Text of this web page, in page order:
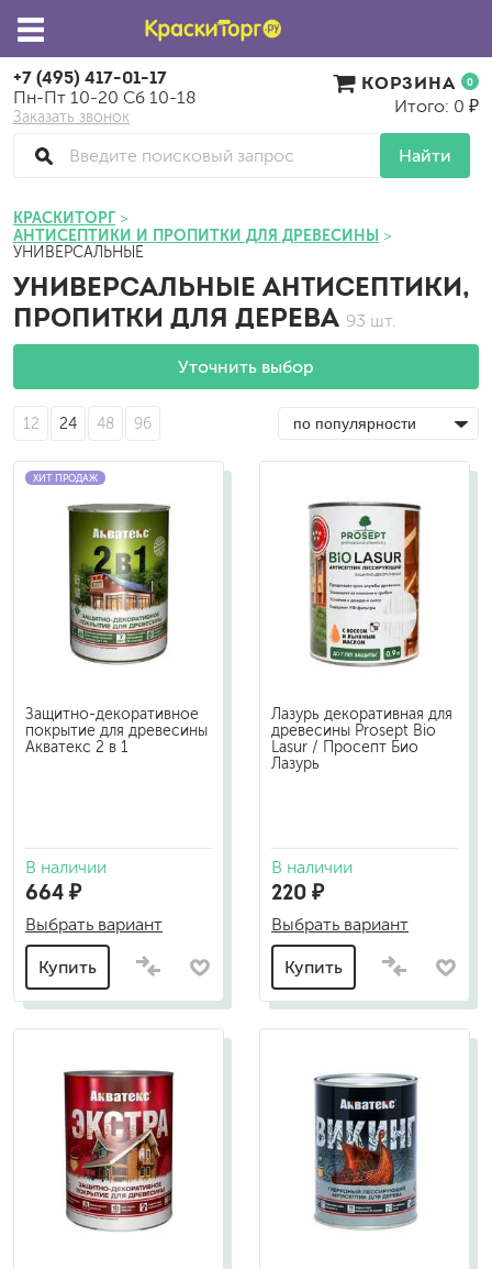
+7 (495) 417-01-17
Пн-Пт 10-20 Сб 10-18
Заказать звонок
Найти
КОРЗИНА 0
Итого: 0 ₽
КРАСКИТОРГ
АНТИСЕПТИКИ И ПРОПИТКИ ДЛЯ ДРЕВЕСИНЫ
УНИВЕРСАЛЬНЫЕ
УНИВЕРСАЛЬНЫЕ АНТИСЕПТИКИ,
ПРОПИТКИ ДЛЯ ДЕРЕВА 93 шт.
Уточнить выбор
12 24 48 96
ХИТ ПРОДАЖ
Защитно-декоративное
покрытие для древесины
Акватекс 2 в 1
В наличии
664 ₽
Выбрать вариант
Купить
Лазурь декоративная для
древесины Prosept Bio
Lasur / Просепт Био
Лазурь
В наличии
220 ₽
Выбрать вариант
Купить